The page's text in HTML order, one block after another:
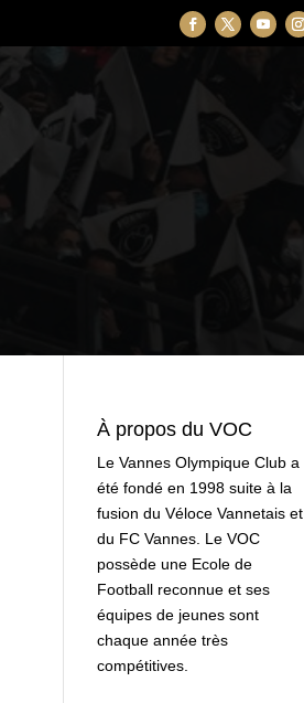
À propos du VOC
Le Vannes Olympique Club a
été fondé en 1998 suite à la
fusion du Véloce Vannetais et
du FC Vannes. Le VOC
possède une Ecole de
Football reconnue et ses
équipes de jeunes sont
chaque année très
compétitives.